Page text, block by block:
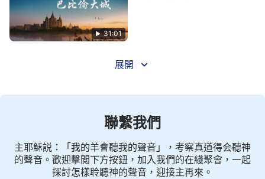
31:01
展開
聯繫我們
主耶穌説：「我的羊會聽我的聲音」，考察真道得会聽神
的聲音。歡迎擊閲下方按鈕，加入我們的在綫聚會，一起
探討怎樣聆聽神的聲音，迎接主再來。